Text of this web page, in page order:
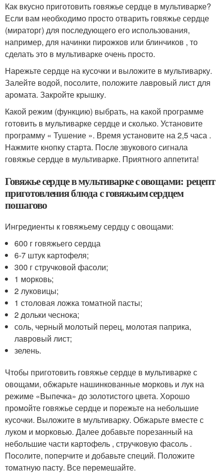
Как вкусно приготовить говяжье сердце в мультиварке?
Если вам необходимо просто отварить говяжье сердце
(мираторг) для последующего его использования,
например, для начинки пирожков или блинчиков , то
сделать это в мультиварке очень просто.
Нарежьте сердце на кусочки и выложите в мультиварку.
Залейте водой, посолите, положите лавровый лист для
аромата. Закройте крышку.
Какой режим (функцию) выбрать, на какой программе
готовить в мультиварке сердце и сколько. Установите
программу « Тушение ». Время установите на 2,5 часа .
Нажмите кнопку старта. После звукового сигнала
говяжье сердце в мультиварке. Приятного аппетита!
Говяжье сердце в мультиварке с овощами: рецепт
приготовления блюда с говяжьим сердцем
пошагово
Ингредиенты к говяжьему сердцу с овощами:
600 г говяжьего сердца
6-7 штук картофеля;
300 г стручковой фасоли;
1 морковь;
2 луковицы;
1 столовая ложка томатной пасты;
2 дольки чеснока;
соль, черный молотый перец, молотая паприка,
лавровый лист;
зелень.
Чтобы приготовить говяжье сердце в мультиварке с
овощами, обжарьте нашинкованные морковь и лук на
режиме «Выпечка» до золотистого цвета. Хорошо
промойте говяжье сердце и порежьте на небольшие
кусочки. Выложите в мультиварку. Обжарьте вместе с
луком и морковью. Далее добавьте порезанный на
небольшие части картофель , стручковую фасоль .
Посолите, поперчите и добавьте специй. Положите
томатную пасту. Все перемешайте.